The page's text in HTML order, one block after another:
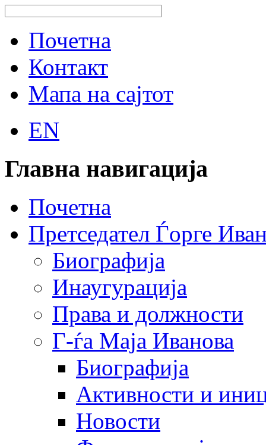
Почетна
Контакт
Мапа на сајтот
EN
Главна навигација
Почетна
Претседател Ѓорге
Биографија
Инаугурација
Права и должности
Г-ѓа Маја Иванова
Биографија
Активности и
Новости